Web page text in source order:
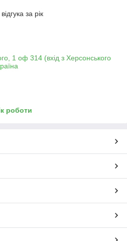
за рік
1 оф 314 (вхід з Херсонського
роботи